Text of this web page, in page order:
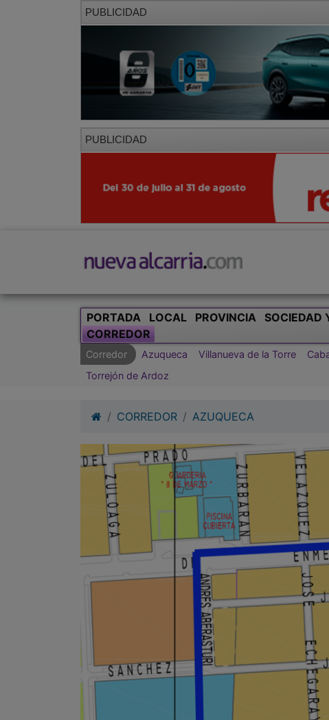
PUBLICIDAD
PUBLICIDAD
PORTADA LOCAL PROVINCIA SOCIEDAD
CORREDOR
Corredor Azuqueca Villanueva de la Torre
Torrejón de Ardoz
CORREDOR AZUQUECA